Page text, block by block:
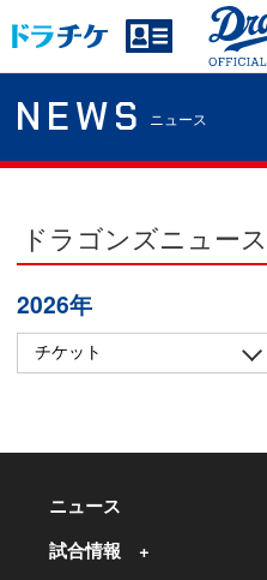
NEWS ニュース
ドラゴンズニュース
2026年
ニュース
試合情報